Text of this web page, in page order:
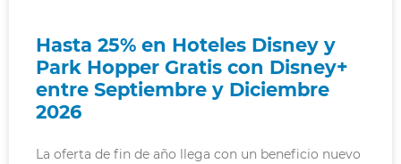
Hasta 25% en Hoteles Disney y
Park Hopper Gratis con Disney+
entre Septiembre y Diciembre
2026
La oferta de fin de año llega con un beneficio nuevo